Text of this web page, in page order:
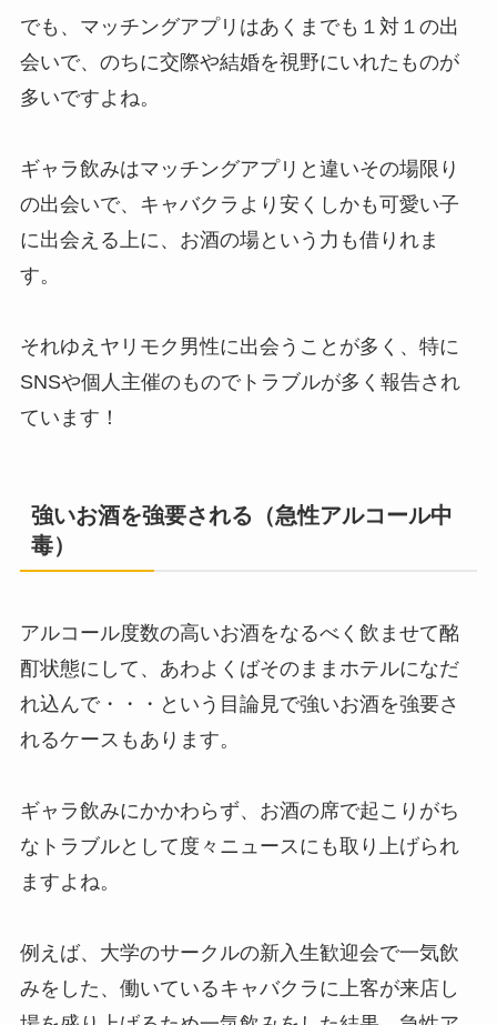
でも、マッチングアプリはあくまでも１対１の出
会いで、のちに交際や結婚を視野にいれたものが
多いですよね。
ギャラ飲みはマッチングアプリと違いその場限り
の出会いで、キャバクラより安くしかも可愛い子
に出会える上に、お酒の場という力も借りれま
す。
それゆえヤリモク男性に出会うことが多く、特に
SNSや個人主催のものでトラブルが多く報告され
ています！
強いお酒を強要される（急性アルコール中
毒）
アルコール度数の高いお酒をなるべく飲ませて酩
酊状態にして、あわよくばそのままホテルになだ
れ込んで・・・という目論見で強いお酒を強要さ
れるケースもあります。
ギャラ飲みにかかわらず、お酒の席で起こりがち
なトラブルとして度々ニュースにも取り上げられ
ますよね。
例えば、大学のサークルの新入生歓迎会で一気飲
みをした、働いているキャバクラに上客が来店し